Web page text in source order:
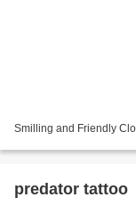
Smilling and Friendly
predator tattoo